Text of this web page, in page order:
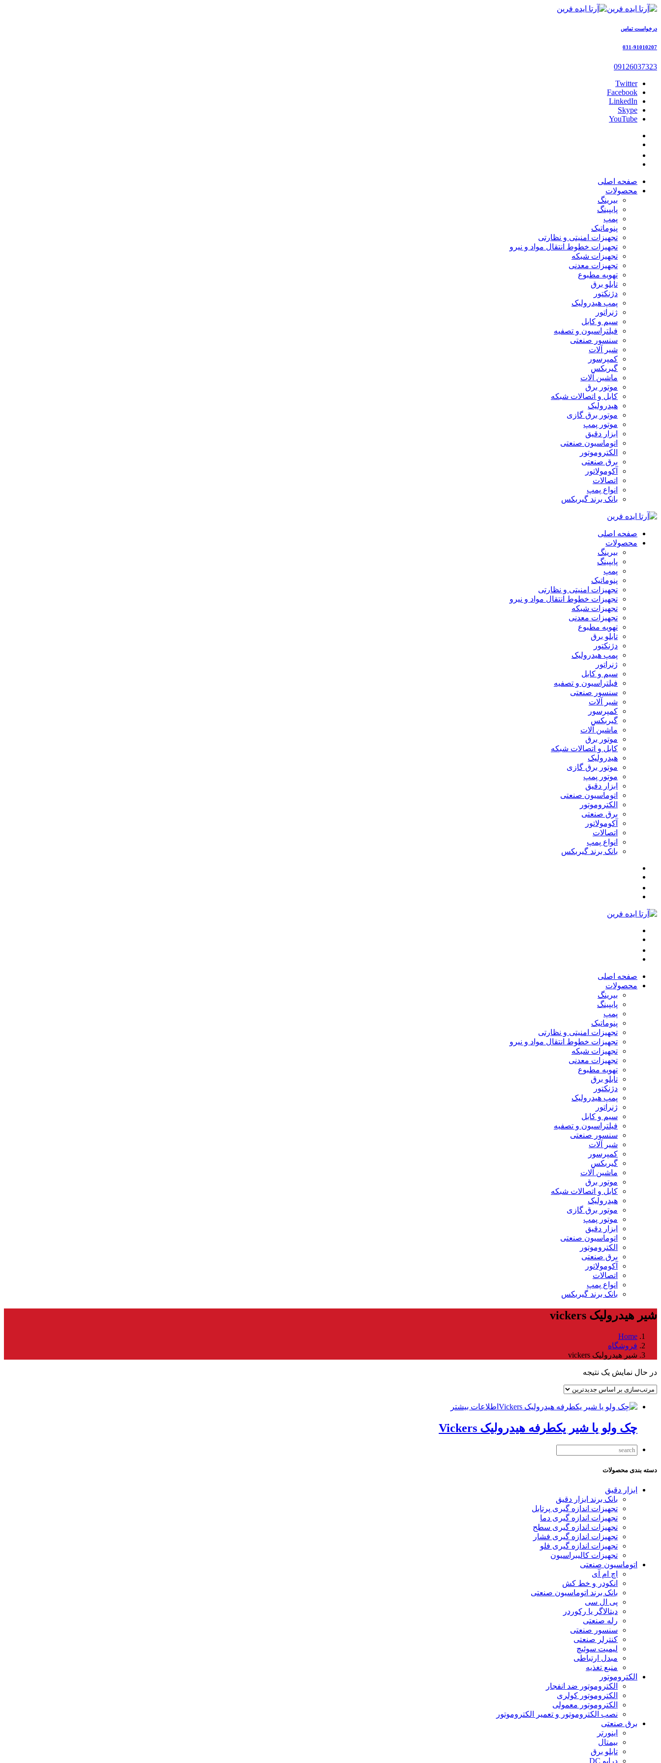
درخواست تماس
031-91010207
09126037323
Twitter
Facebook
LinkedIn
Skype
YouTube
صفحه اصلی
محصولات
بیرینگ
پایپینگ
پمپ
پنوماتیک
تجهیزات امنیتی و نظارتی
تجهیزات خطوط انتقال مواد و نیرو
تجهیزات شبکه
تجهیزات معدنی
تهویه مطبوع
تابلو برق
دژنکتور
پمپ هیدرولیک
ژنراتور
سیم و کابل
فیلتراسیون و تصفیه
سنسور صنعتی
شیر آلات
کمپرسور
گیربکس
ماشین آلات
موتور برق
کابل و اتصالات شبکه
هیدرولیک
موتور برق گازی
موتور پمپ
ابزار دقیق
اتوماسیون صنعتی
الکتروموتور
برق صنعتی
آکومولاتور
اتصالات
انواع پمپ
بانک برند گیربکس
صفحه اصلی
محصولات
بیرینگ
پایپینگ
پمپ
پنوماتیک
تجهیزات امنیتی و نظارتی
تجهیزات خطوط انتقال مواد و نیرو
تجهیزات شبکه
تجهیزات معدنی
تهویه مطبوع
تابلو برق
دژنکتور
پمپ هیدرولیک
ژنراتور
سیم و کابل
فیلتراسیون و تصفیه
سنسور صنعتی
شیر آلات
کمپرسور
گیربکس
ماشین آلات
موتور برق
کابل و اتصالات شبکه
هیدرولیک
موتور برق گازی
موتور پمپ
ابزار دقیق
اتوماسیون صنعتی
الکتروموتور
برق صنعتی
آکومولاتور
اتصالات
انواع پمپ
بانک برند گیربکس
صفحه اصلی
محصولات
بیرینگ
پایپینگ
پمپ
پنوماتیک
تجهیزات امنیتی و نظارتی
تجهیزات خطوط انتقال مواد و نیرو
تجهیزات شبکه
تجهیزات معدنی
تهویه مطبوع
تابلو برق
دژنکتور
پمپ هیدرولیک
ژنراتور
سیم و کابل
فیلتراسیون و تصفیه
سنسور صنعتی
شیر آلات
کمپرسور
گیربکس
ماشین آلات
موتور برق
کابل و اتصالات شبکه
هیدرولیک
موتور برق گازی
موتور پمپ
ابزار دقیق
اتوماسیون صنعتی
الکتروموتور
برق صنعتی
آکومولاتور
اتصالات
انواع پمپ
بانک برند گیربکس
شیر هیدرولیک vickers
Home
فروشگاه
شیر هیدرولیک vickers
در حال نمایش یک نتیجه
اطلاعات بیشتر
چک ولو یا شیر یکطرفه هیدرولیک Vickers
دسته بندی محصولات
ابزار دقیق
بانک برند ابزار دقیق
تجهیزات اندازه گیری پرتابل
تجهیزات اندازه گیری دما
تجهیزات اندازه گیری سطح
تجهیزات اندازه گیری فشار
تجهیزات اندازه گیری فلو
تجهیزات کالیبراسیون
اتوماسیون صنعتی
اچ ام آی
انکودر و خط کش
بانک برند اتوماسیون صنعتی
پی ال سی
دیتالاگر یا رکوردر
رله صنعتی
سنسور صنعتی
کنترلر صنعتی
لیمیت سوئیچ
مبدل ارتباطی
منبع تغذیه
الکتروموتور
الکتروموتور ضد انفجار
الکتروموتور کولری
الکتروموتور معمولی
نصب الکتروموتور و تعمیر الکتروموتور
برق صنعتی
اینورتر
بیمتال
تابلو برق
درایو DC